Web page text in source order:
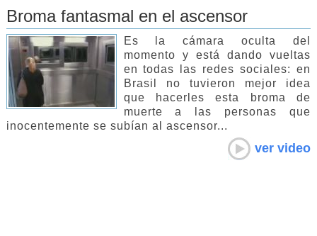
Broma fantasmal en el ascensor
Es la cámara oculta del
momento y está dando vueltas
en todas las redes sociales: en
Brasil no tuvieron mejor idea
que hacerles esta broma de
muerte a las personas que
inocentemente se subían al ascensor...
ver video